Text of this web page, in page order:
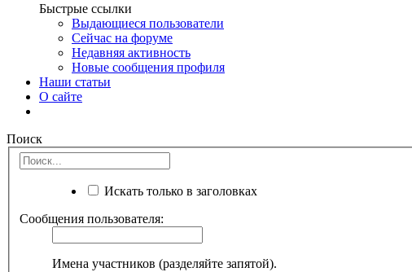
Быстрые ссылки
Выдающиеся пользователи
Сейчас на форуме
Недавняя активность
Новые сообщения профиля
Наши статьи
О сайте
Поиск
Искать только в заголовках
Сообщения пользователя:
Имена участников (разделяйте запятой).